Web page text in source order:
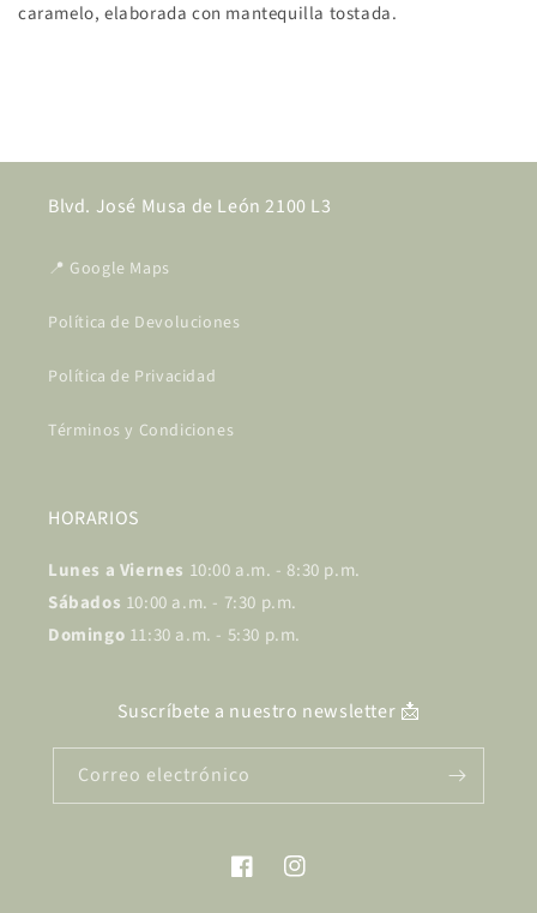
caramelo, elaborada con mantequilla tostada.
Blvd. José Musa de León 2100 L3
📍 Google Maps
Política de Devoluciones
Política de Privacidad
Términos y Condiciones
HORARIOS
Lunes a Viernes 10:00 a.m. - 8:30 p.m.
Sábados 10:00 a.m. - 7:30 p.m.
Domingo 11:30 a.m. - 5:30 p.m.
Suscríbete a nuestro newsletter 📩
Correo electrónico
FacebookInstagram